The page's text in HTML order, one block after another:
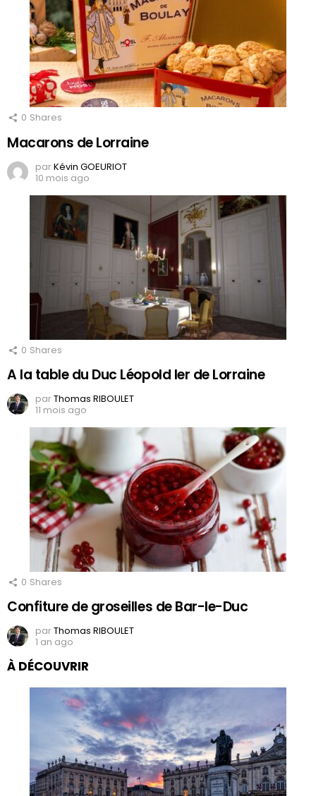
0 Shares
Macarons de Lorraine
parKévin GOEURIOT
10 mois ago
0 Shares
A la table du Duc Léopold Ier de Lorraine
parThomas RIBOULET
11 mois ago
0 Shares
Confiture de groseilles de Bar-le-Duc
parThomas RIBOULET
1 an ago
À DÉCOUVRIR